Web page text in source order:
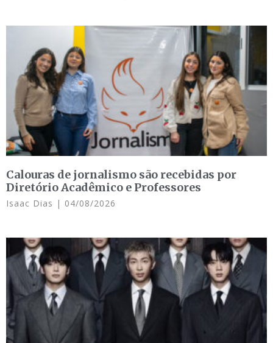
Calouras de jornalismo são recebidas por
Diretório Acadêmico e Professores
Isaac Dias 04/08/2026